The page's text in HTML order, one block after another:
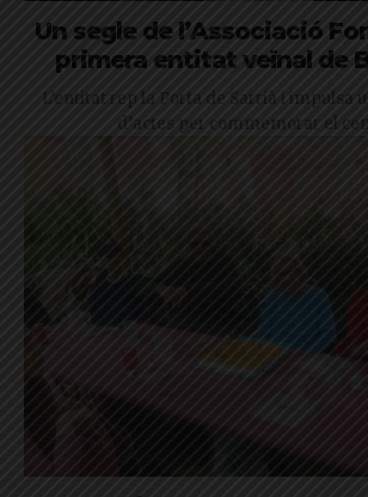
Un segle de l’Associació
primera entitat veïnal de
L’entitat rep la Porta de Sarrià i impulsa
d’actes per commemorar el